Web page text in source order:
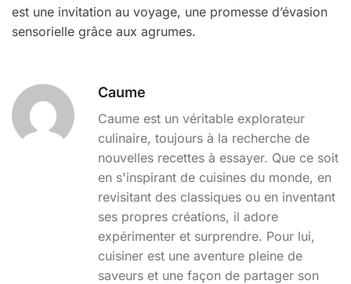
est une invitation au voyage, une promesse d’évasion
sensorielle grâce aux agrumes.
Caume
Caume est un véritable explorateur
culinaire, toujours à la recherche de
nouvelles recettes à essayer. Que ce soit
en s'inspirant de cuisines du monde, en
revisitant des classiques ou en inventant
ses propres créations, il adore
expérimenter et surprendre. Pour lui,
cuisiner est une aventure pleine de
saveurs et une façon de partager son